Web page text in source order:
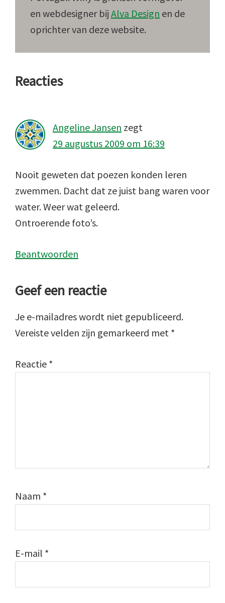
en webdesigner bij Alva Design en de
oprichter van deze website.
Lees
Reacties
Angeline Jansen zegt
29 augustus 2009 om 16:39
Nooit geweten dat poezen konden leren
zwemmen. Dacht dat ze juist bang waren voor
water. Weer wat geleerd.
Ontroerende foto’s.
Beantwoorden
Geef een reactie
Je e-mailadres wordt niet gepubliceerd.
Vereiste velden zijn gemarkeerd met *
Reactie *
Naam *
E-mail *